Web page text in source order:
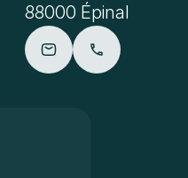
88000 Épinal